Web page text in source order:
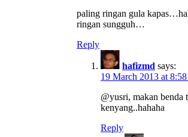
paling ringan gula
ringan sungguh…
Reply
hafizmd says:
19 March 2013 at
@yusri, makan benda
kenyang..hahaha
Reply